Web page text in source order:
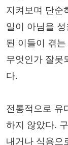
지켜보며 단순
일이 아님을
된 이들이 겪
무엇인가 잘못
다.
전통적으로 유
하지 않았다.
내거나 식용으